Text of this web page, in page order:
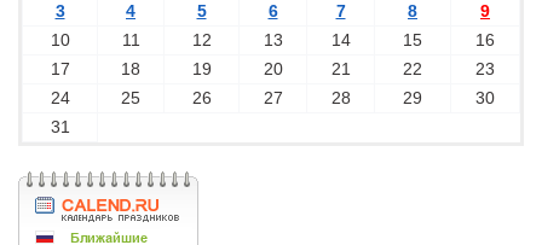
3
4 5 6 7 8
9
10
11 12 13 14 15
16
17
18 19 20 21 22
23
24
25 26 27 28 29
30
31